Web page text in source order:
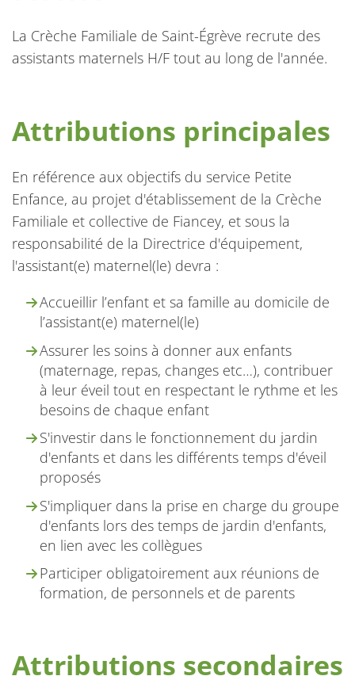
La Crèche Familiale de Saint-Égrève recrute des
assistants maternels H/F tout au long de l'année.
Attributions principales
En référence aux objectifs du service Petite
Enfance, au projet d'établissement de la Crèche
Familiale et collective de Fiancey, et sous la
responsabilité de la Directrice d'équipement,
l'assistant(e) maternel(le) devra :
Accueillir l’enfant et sa famille au domicile de
l’assistant(e) maternel(le)
Assurer les soins à donner aux enfants
(maternage, repas, changes etc…), contribuer
à leur éveil tout en respectant le rythme et les
besoins de chaque enfant
S'investir dans le fonctionnement du jardin
d'enfants et dans les différents temps d'éveil
proposés
S'impliquer dans la prise en charge du groupe
d'enfants lors des temps de jardin d'enfants,
en lien avec les collègues
Participer obligatoirement aux réunions de
formation, de personnels et de parents
Attributions secondaires